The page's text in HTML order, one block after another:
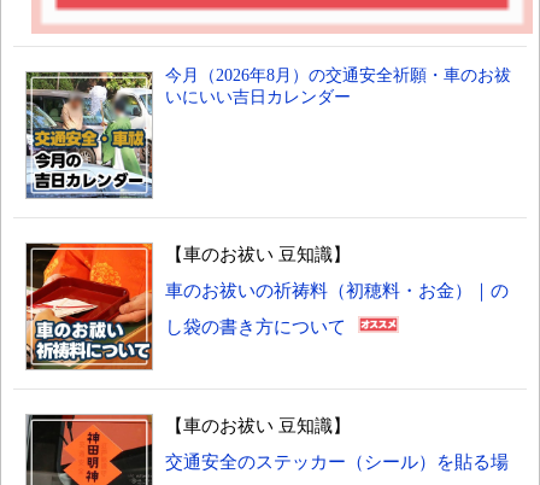
今月（2026年8月）の交通安全祈願・車のお祓
いにいい吉日カレンダー
【車のお祓い 豆知識】
車のお祓いの祈祷料（初穂料・お金）｜の
し袋の書き方について
【車のお祓い 豆知識】
交通安全のステッカー（シール）を貼る場